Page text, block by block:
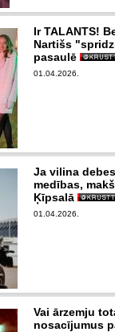
Ir TALANTS!
Nartišs
pasaulē
01.04.2026.
Ja vilina
medības,
Ķīpsalā
01.04.2026.
Vai ārzemju
nosacījumus